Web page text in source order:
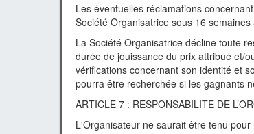
Les éventuelles réclamations
Société Organisatrice sous 16
La Société Organisatrice décline toute
durée de jouissance du prix attribué et/
vérifications concernant son identité et
pourra être recherchée si les gagnants
ARTICLE 7 : RESPONSABILITE DE
L'Organisateur ne saurait être tenu